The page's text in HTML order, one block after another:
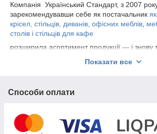
Компанія Український Стандарт, з 2007
зарекомендувавши себе як постачальник
крісел, стільців, диванів, офісних меблів,
столів і стільців для кафе
розширила асортимент продукції — і знову
інвертори, системи енергозберігаючого
інших міст України.
поставляє кліматичну техніку виробництва
на базі компресорів Toshiba.
Показати все
Способи оплати